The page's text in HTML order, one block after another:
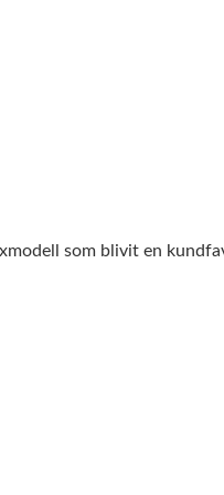
som blivit en